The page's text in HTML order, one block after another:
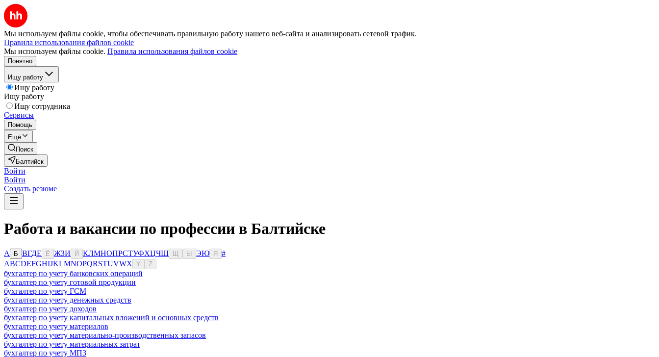
Мы используем файлы cookie, чтобы обеспечивать правильную работу нашего веб-сайта и анализировать сетевой трафик.
Правила использования файлов cookie
Мы используем файлы cookie. Правила использования файлов cookie
Понятно
Ищу работу
Ищу работу
Ищу работу
Ищу сотрудника
Сервисы
Помощь
Ещё
Поиск
Балтийск
Войти
Войти
Создать резюме
Работа и вакансии по профессии в Балтийске
А Б ВГДЕ Ё ЖЗИ Й КЛМНОПРСТУФХЦЧШ Ы ЭЮ Я
#
ABCDEFGHIJKLMNOPQRSTUVWX Y Z
бухгалтер по учету банковских операций
бухгалтер по учету готовой продукции
бухгалтер по учету ГСМ
бухгалтер по учету денежных средств
бухгалтер по учету доходов
бухгалтер по учету капитальных вложений и основных средств
бухгалтер по учету материалов
бухгалтер по учету материально-производственных запасов
бухгалтер по учету материальных затрат
бухгалтер по учету МПЗ